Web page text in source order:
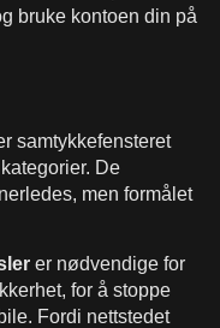
bruke kontoen din på
samtykkefensteret
De
men formålet
er nødvendige for
for å stoppe
Fordi nettstedet